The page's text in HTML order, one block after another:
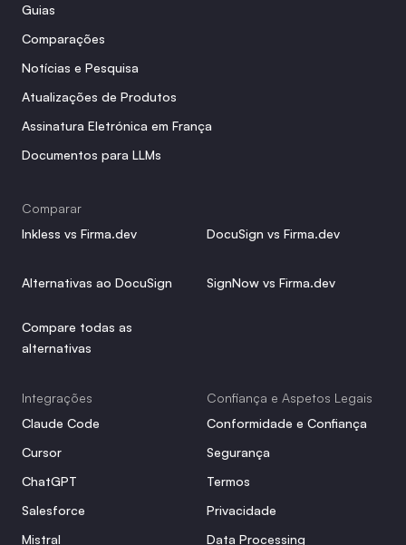
Guias
Comparações
Notícias e Pesquisa
Atualizações de Produtos
Assinatura Eletrónica em França
Documentos para LLMs
Comparar
Inkless vs Firma.dev
DocuSign vs Firma.dev
Alternativas ao DocuSign SignNow vs Firma.dev
Compare todas as
alternativas
Integrações
Claude Code
Cursor
ChatGPT
Salesforce
Mistral
Confiança e Aspetos Legais
Conformidade e Confiança
Segurança
Termos
Privacidade
Data Processing